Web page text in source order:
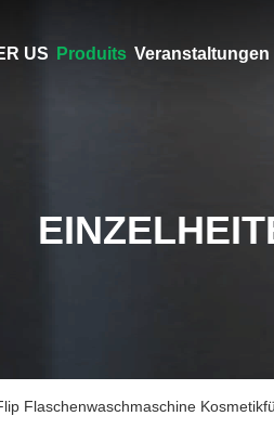
US Produits Veranstaltungen
Flaschenwaschmaschine